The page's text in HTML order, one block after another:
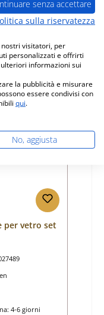
4-6 giorni
per vetro set
4-6 giorni
senza accettare
sulla riservatezza
visitatori, per
personalizzati e offrirti
informazioni sui
la pubblicità e misurare
essere condivisi con
qui.
No, aggiusta